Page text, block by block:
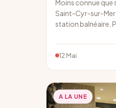
Moins connue que
Saint-Cyr-sur-Mer
station balnéaire.
12 Mai
A LA UNE